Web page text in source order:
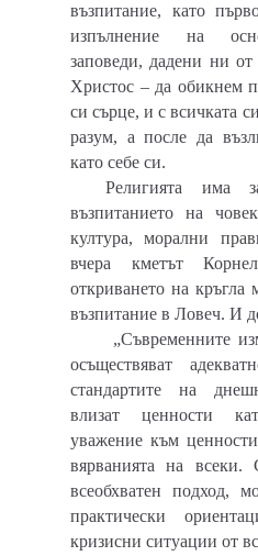
възпитание, като
изпълнение на
заповеди, дадени ни
Христос – да обикнем
си сърце, и с всичката
разум, а после да
като себе си.
Религията има
възпитанието на
култура, морални
вчера кметът
откриването на кръгла
възпитание в Ловеч. И
„Съвременните
осъществяват
стандартите на
влизат ценности
уважение към
вярванията на
всеобхватен подход,
практически
кризисни ситуации от